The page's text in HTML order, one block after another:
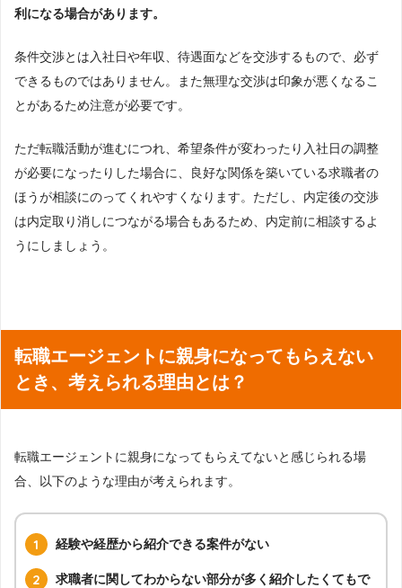
利になる場合があります。
条件交渉とは入社日や年収、待遇面などを交渉するもので、必ず
できるものではありません。また無理な交渉は印象が悪くなるこ
とがあるため注意が必要です。
ただ転職活動が進むにつれ、希望条件が変わったり入社日の調整
が必要になったりした場合に、良好な関係を築いている求職者の
ほうが相談にのってくれやすくなります。ただし、内定後の交渉
は内定取り消しにつながる場合もあるため、内定前に相談するよ
うにしましょう。
転職エージェントに親身になってもらえない
とき、考えられる理由とは？
転職エージェントに親身になってもらえてないと感じられる場
合、以下のような理由が考えられます。
経験や経歴から紹介できる案件がない
求職者に関してわからない部分が多く紹介したくてもで